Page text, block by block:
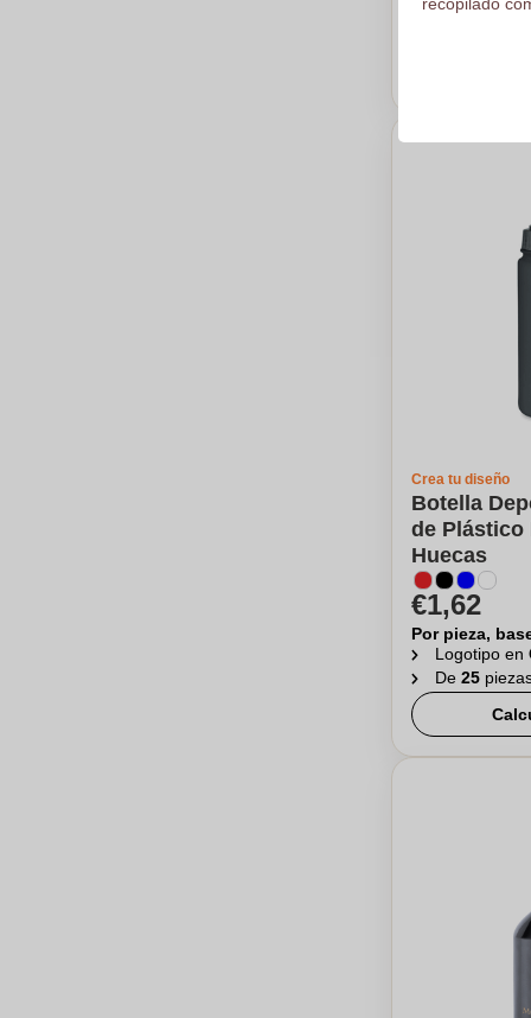
Logotipo en
Crea tu diseño
Botella
de Plástico
Huecas
€1,62
Por pieza,
Logotipo en
De 25